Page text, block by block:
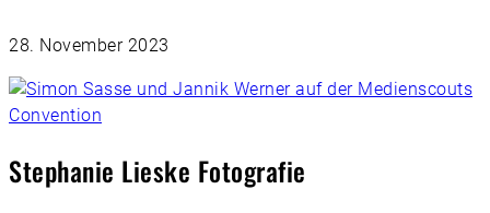
28. November 2023
Stephanie Lieske Fotografie